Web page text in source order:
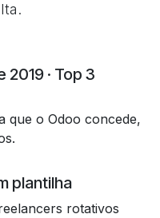
· Top 3
que o Odoo concede,
plantilha
rotativos